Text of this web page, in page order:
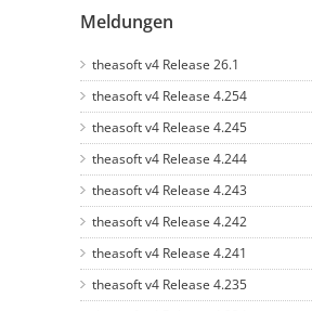
Meldungen
theasoft v4 Release 26.1
theasoft v4 Release 4.254
theasoft v4 Release 4.245
theasoft v4 Release 4.244
theasoft v4 Release 4.243
theasoft v4 Release 4.242
theasoft v4 Release 4.241
theasoft v4 Release 4.235